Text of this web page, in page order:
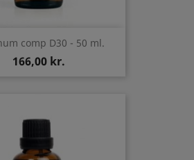
comp D30 - 50 ml.
166,00 kr.